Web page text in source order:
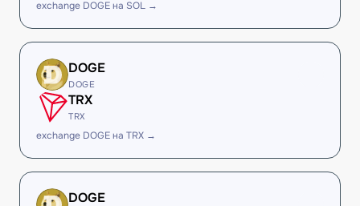
exchange DOGE на SOL →
DOGE
DOGE
TRX
TRX
exchange DOGE на TRX →
DOGE